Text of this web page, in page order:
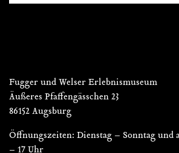
Fugger und Welser Erlebnismuseum
Äußeres Pfaffengässchen 23
86152 Augsburg
Öffnungszeiten: Dienstag – Sonntag und